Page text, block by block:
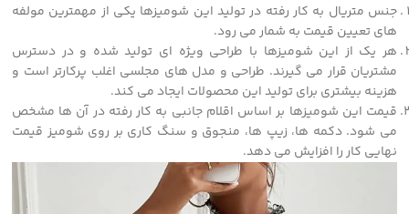
جنس متریال به کار رفته در تولید این شومیزها یکی از مهمترین مولفه
های تعیین قیمت به شمار می رود.
هر یک از این شومیزها با طراحی ویژه ای تولید شده و در دسترس
مشتریان قرار می گیرند. طراحی و مدل های مجلسی اغلب پرکارتر است و
هزینه بیشتری برای تولید این محصولات ایجاد می کند.
قیمت این شومیزها بر اساس اقلام جانبی به کار رفته در آن ها مشخص
می شود. دکمه ها، زیپ ها، منجوق و سنگ کاری بر روی شومیز قیمت
نهایی کار را افزایش می دهد.